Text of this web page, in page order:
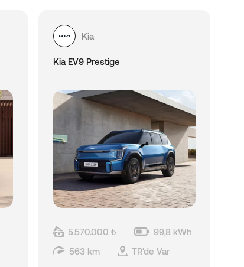
Kia
Kia EV9 Prestige
5.570.000 ₺
99,8 kWh
563 km
TR'de Var